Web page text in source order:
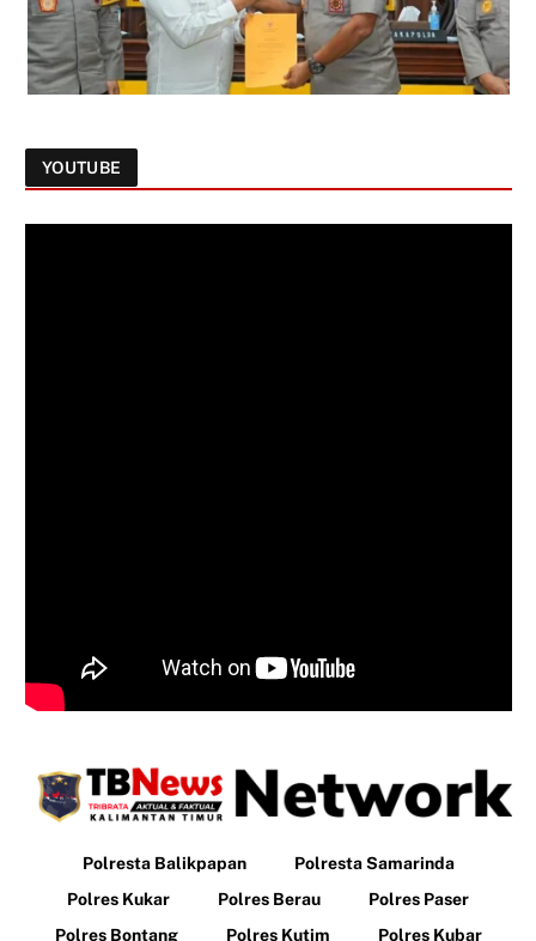
YOUTUBE
Polresta Balikpapan
Polresta Samarinda
Polres Kukar
Polres Berau
Polres Paser
Polres Bontang
Polres Kutim Polres Kubar